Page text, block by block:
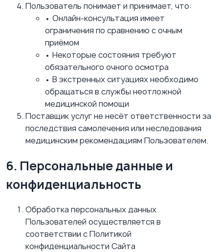
Пользователь понимает и принимает, что:
• Онлайн-консультация имеет
ограничения по сравнению с очным
приёмом
• Некоторые состояния требуют
обязательного очного осмотра
• В экстренных ситуациях необходимо
обращаться в службы неотложной
медицинской помощи
Поставщик услуг не несёт ответственности за
последствия самолечения или неследования
медицинским рекомендациям Пользователем.
6. Персональные данные и
конфиденциальность
Обработка персональных данных
Пользователей осуществляется в
соответствии с Политикой
конфиденциальности Сайта